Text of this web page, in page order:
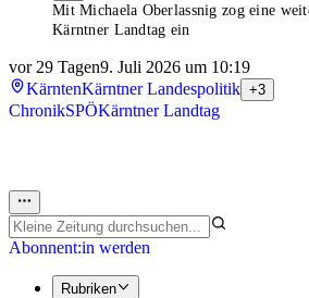
Mit Michaela Oberlassnig zog eine
Kärntner Landtag ein
vor 29 Tagen9. Juli 2026 um 10:19
KärntenKärntner Landespolitik +3
ChronikSPÖKärntner Landtag
Abonnent:in werden
Rubriken